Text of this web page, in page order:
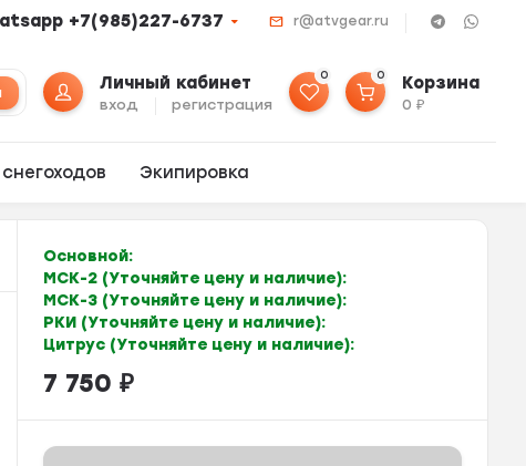
+7(985)227-6737 r@atvgear.ru
Личный кабинет
вход регистрация
0 0 Корзина
0₽
Экипировка
Основной:
МСК-2 (Уточняйте цену и наличие):
МСК-3 (Уточняйте цену и наличие):
РКИ (Уточняйте цену и наличие):
Цитрус (Уточняйте цену и наличие):
7 750 ₽